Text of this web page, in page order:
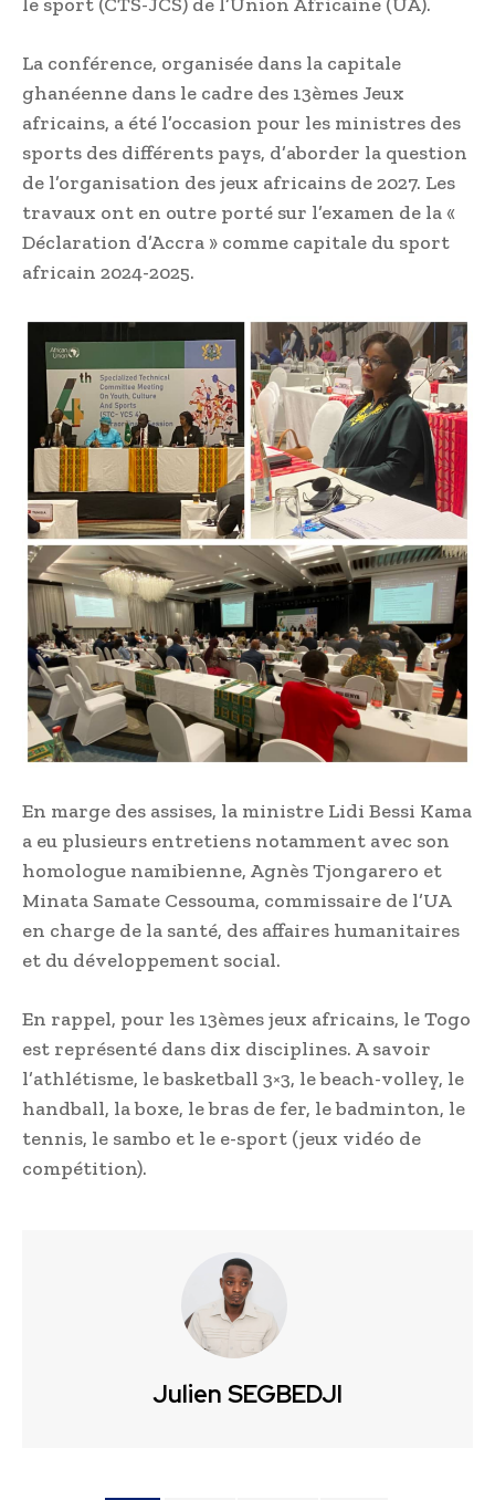
La conférence, organisée dans la capitale
ghanéenne dans le cadre des 13èmes Jeux
africains, a été l’occasion pour les ministres des
sports des différents pays, d’aborder la question
de l’organisation des jeux africains de 2027. Les
travaux ont en outre porté sur l’examen de la «
Déclaration d’Accra » comme capitale du sport
africain 2024-2025.
En marge des assises, la ministre Lidi Bessi Kama
a eu plusieurs entretiens notamment avec son
homologue namibienne, Agnès Tjongarero et
Minata Samate Cessouma, commissaire de l’UA
en charge de la santé, des affaires humanitaires
et du développement social.
En rappel, pour les 13èmes jeux africains, le Togo
est représenté dans dix disciplines. A savoir
l’athlétisme, le basketball 3×3, le beach-volley, le
handball, la boxe, le bras de fer, le badminton, le
tennis, le sambo et le e-sport (jeux vidéo de
compétition).
Julien SEGBEDJI